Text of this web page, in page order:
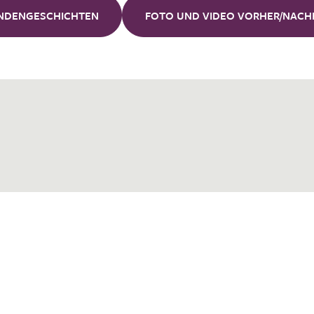
FOTO UND VIDEO VORHER/